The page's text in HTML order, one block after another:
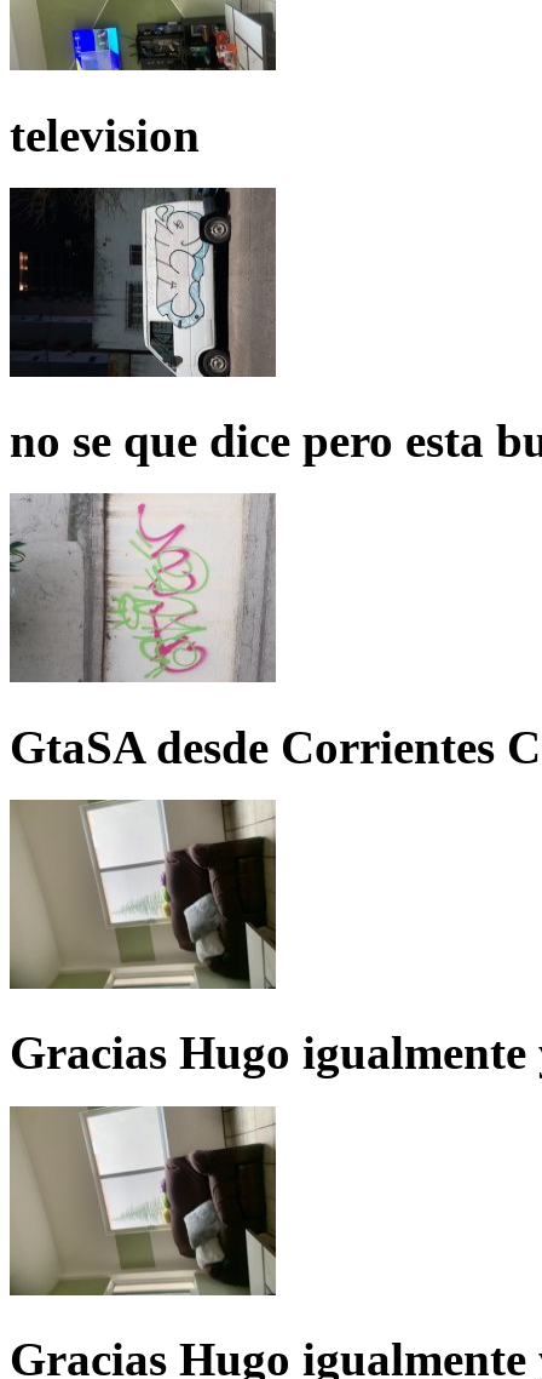
television
no se que dice pero esta
GtaSA desde Corrientes
Gracias Hugo igualmente
Gracias Hugo igualmente